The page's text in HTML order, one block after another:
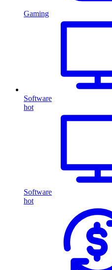
Gaming
Software
hot
Software
hot